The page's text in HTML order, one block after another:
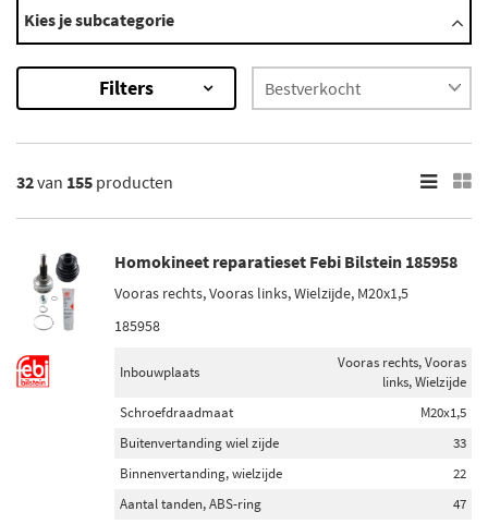
Modellen
Aveo
Captiva
Epica
Espero
×
155Resultaten
Merk
Blue Print (13)
Gkn-Lobro (4)
Kies je subcategorie
Filters
32van 155 producten
Homokineet reparatieset Febi Bilstein 185958
Vooras rechts, Vooras links, Wielzijde, M20x1,5
185958
Inbouwplaats
Vooras rechts, Vooras
links, Wielzijde
Schroefdraadmaat
M20x1,5
Buitenvertanding wiel zijde
33
Binnenvertanding, wielzijde
22
Aantal tanden, ABS-ring
47